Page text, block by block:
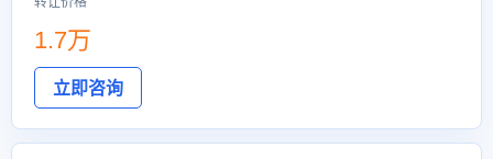
1.7万
立即咨询